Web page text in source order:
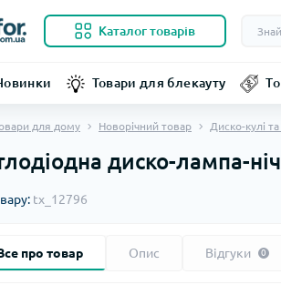
Каталог товарів
Товари для блекауту
для дому Новорічний товар Диско-кулі
диско-лампа-
tx_12796
про товар Опис Відгуки 0